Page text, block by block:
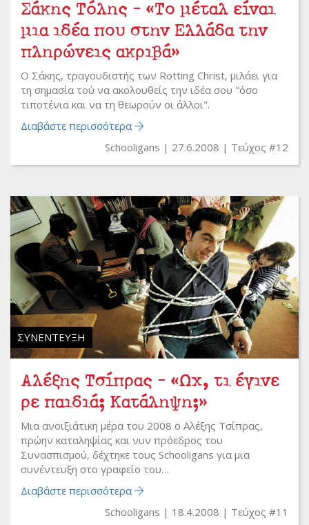
Σάκης Τόλης - «Το μέταλ είναι
μια ιδέα που στην Ελλάδα την
πληρώνεις ακριβά»
O Σάκης, τραγουδιστής των Rotting Christ, μιλάει για
τη σημασία τού να ακολουθείς την ιδέα σου "όσο
τιποτένια και να τη θεωρούν οι άλλοι".
Διαβάστε περισσότερα
Schooligans
27.6.2008 Τεύχος #12
ΣΥΝΈΝΤΕΥΞΗ
Αλέξης Τσίπρας - «Ωχ, τι έγινε
ρε παιδιά; Κατάληψη;»
Μια ανοιξιάτικη μέρα του 2008 ο Αλέξης Τσίπρας,
πρώην καταληψίας και νυν πρόεδρος του
Συνασπισμού, δέχτηκε τους Schooligans για μια
συνέντευξη στο γραφείο του…
Διαβάστε περισσότερα
Schooligans
18.4.2008 Τεύχος #11